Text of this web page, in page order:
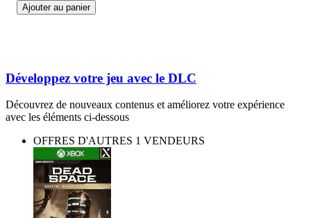
Ajouter au panier
Développez votre jeu avec le DLC
Découvrez de nouveaux contenus et améliorez votre expérience
avec les éléments ci-dessous
OFFRES D'AUTRES 1 VENDEURS